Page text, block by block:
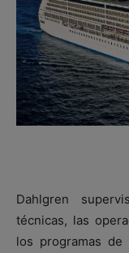
Dahlgren
técnicas, las
los programas